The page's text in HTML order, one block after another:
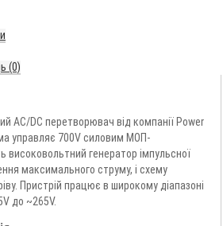
(0)
AC/DC перетворювач від компанії Power
управляє 700V силовим МОП-
високовольтний генератор імпульсної
максимального струму, і схему
Пристрій працює в широкому діапазоні
до ~265V.